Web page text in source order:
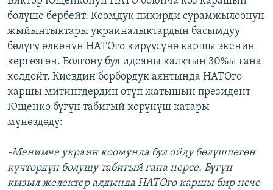
бөлүшө бербейт. Коомдук пикирди сурамжылоонун
жыйынтыктары украиналыктардын басымдуу
бөлүгү өлкөнүн НАТОго кирүүсүнө каршы экенин
көргөзгөн. Болгону бул идеяны калктын 30%ы гана
колдойт. Киевдин борбордук аянтында НАТОго
каршы митингдердин өтүп жатышын президент
Ющенко бүгүн табигый көрүнүш катары
мүнөздөдү:
-Менимче украин коомунда бул ойду бөлүшпөгөн
күчтөрдүн болушу табигый гана нерсе. Бүгүн
кызыл желектер алдында НАТОго каршы бир нече